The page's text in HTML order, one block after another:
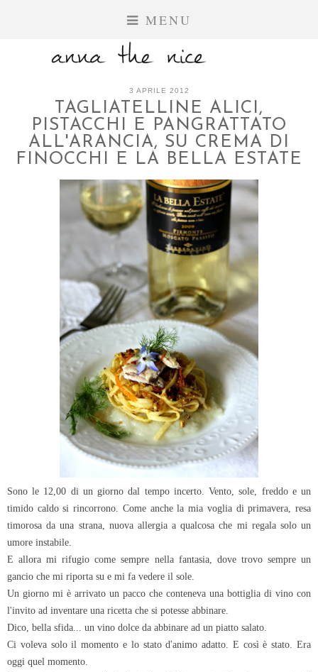
MENU
3 APRILE 2012
TAGLIATELLINE ALICI,
PISTACCHI E PANGRATTATO
ALL'ARANCIA, SU CREMA DI
FINOCCHI E LA BELLA ESTATE
Sono le 12,00 di un giorno dal tempo incerto. Vento, sole, freddo e un
timido caldo si rincorrono. Come anche la mia voglia di primavera, resa
timorosa da una strana, nuova allergia a qualcosa che mi regala solo un
umore instabile.
E allora mi rifugio come sempre nella fantasia, dove trovo sempre un
gancio che mi riporta su e mi fa vedere il sole.
Un giorno mi è arrivato un pacco che conteneva una bottiglia di vino con
l'invito ad inventare una ricetta che si potesse abbinare.
Dico, bella sfida... un vino dolce da abbinare ad un piatto salato.
Ci voleva solo il momento e lo stato d'animo adatto. E così è stato. Era
oggi quel momento.